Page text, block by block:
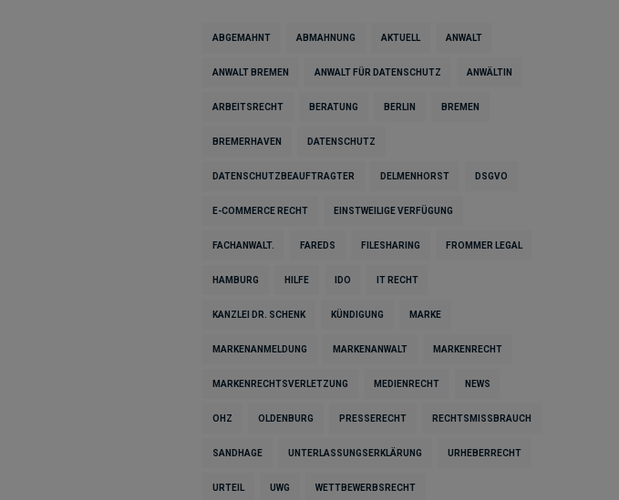
ABGEMAHNT ABMAHNUNG AKTUELL ANWALT
ANWALT BREMEN ANWALT FÜR DATENSCHUTZ ANWÄLTIN
ARBEITSRECHT BERATUNG BERLIN BREMEN
BREMERHAVEN DATENSCHUTZ
DATENSCHUTZBEAUFTRAGTER DELMENHORST DSGVO
E-COMMERCE RECHT EINSTWEILIGE VERFÜGUNG
FACHANWALT. FAREDS FILESHARING FROMMER LEGAL
HAMBURG HILFE IDO IT RECHT
KANZLEI DR. SCHENK KÜNDIGUNG MARKE
MARKENANMELDUNG MARKENANWALT MARKENRECHT
MARKENRECHTSVERLETZUNG MEDIENRECHT NEWS
OHZ OLDENBURG PRESSERECHT RECHTSMISSBRAUCH
SANDHAGE UNTERLASSUNGSERKLÄRUNG URHEBERRECHT
URTEIL UWG WETTBEWERBSRECHT